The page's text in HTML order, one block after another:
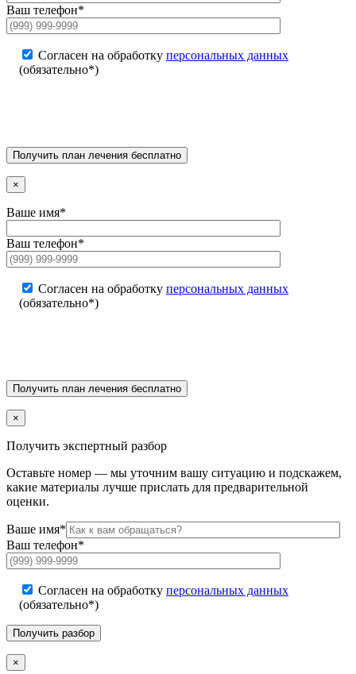
Ваш телефон*
Согласен на обработку персональных данных
(обязательно*)
×
Ваше имя*
Ваш телефон*
Согласен на обработку персональных данных
(обязательно*)
×
Получить экспертный разбор
Оставьте номер — мы уточним вашу ситуацию и подскажем,
какие материалы лучше прислать для предварительной
оценки.
Ваше имя*
Ваш телефон*
Согласен на обработку персональных данных
(обязательно*)
×